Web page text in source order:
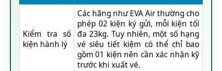
Kiểm tra số
kiện hành lý
Các hãng như EVA Air thường cho
phép 02 kiện ký gửi, mỗi kiện tối
đa 23kg. Tuy nhiên, một số hạng
vé siêu tiết kiệm có thể chỉ bao
gồm 01 kiện nên cần xác nhận kỹ
trước khi xuất vé.